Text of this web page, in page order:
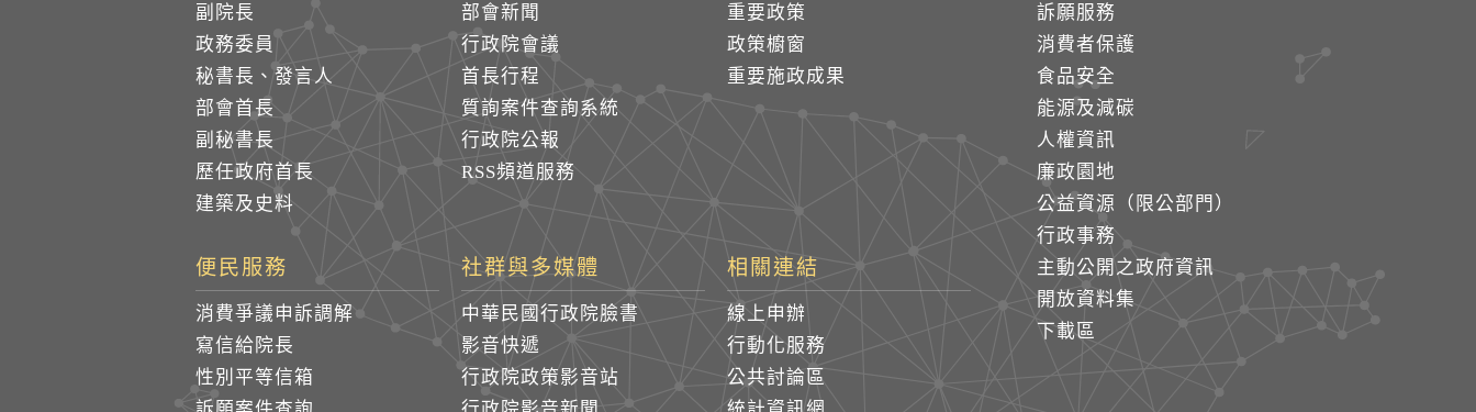
副院長
政務委員
秘書長、發言人
部會首長
副秘書長
歷任政府首長
建築及史料
部會新聞
行政院會議
首長行程
質詢案件查詢系統
行政院公報
RSS頻道服務
重要政策
政策櫥窗
重要施政成果
訴願服務
消費者保護
食品安全
能源及減碳
人權資訊
廉政園地
公益資源（限公部門）
行政事務
主動公開之政府資訊
開放資料集
下載區
便民服務
消費爭議申訴調解
寫信給院長
性別平等信箱
社群與多媒體
中華民國行政院臉書
影音快遞
行政院政策影音站
相關連結
線上申辦
行動化服務
公共討論區